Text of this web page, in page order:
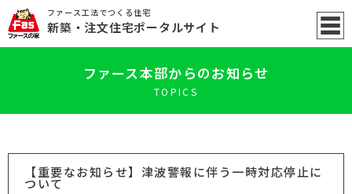
ファース工法でつくる住宅
新築 ・注文住宅ポータルサイト
ファース本部からのお知らせ
TOPICS
【重要なお知らせ】津波警報に伴う一時対応停止に
ついて